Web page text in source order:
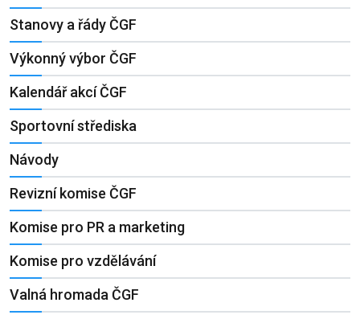
Stanovy a řády ČGF
Výkonný výbor ČGF
Kalendář akcí ČGF
Sportovní střediska
Návody
Revizní komise ČGF
Komise pro PR a marketing
Komise pro vzdělávání
Valná hromada ČGF